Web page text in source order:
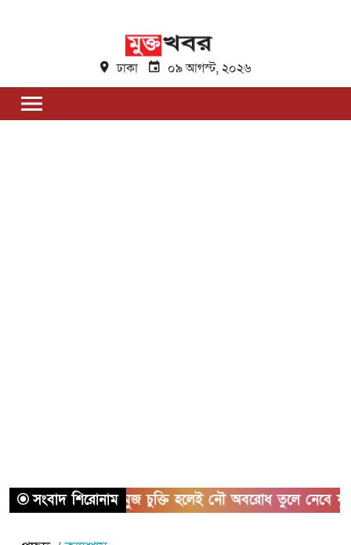
ঢাকা ০৯ আগস্ট, ২০২৬
সংবাদ শিরোনামহরমুজ চুক্তি হলেই নৌ অবরোধ তুলে নেবে যুক্তরাষ্ট্র